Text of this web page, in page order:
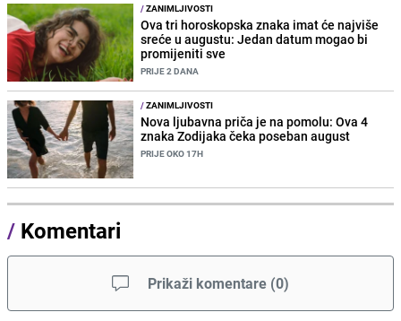
/ZANIMLJIVOSTI
Ova tri horoskopska znaka imat će najviše
sreće u augustu: Jedan datum mogao bi
promijeniti sve
PRIJE 2 DANA
/ZANIMLJIVOSTI
Nova ljubavna priča je na pomolu: Ova 4
znaka Zodijaka čeka poseban august
PRIJE OKO 17H
/ Komentari
Prikaži komentare (0)